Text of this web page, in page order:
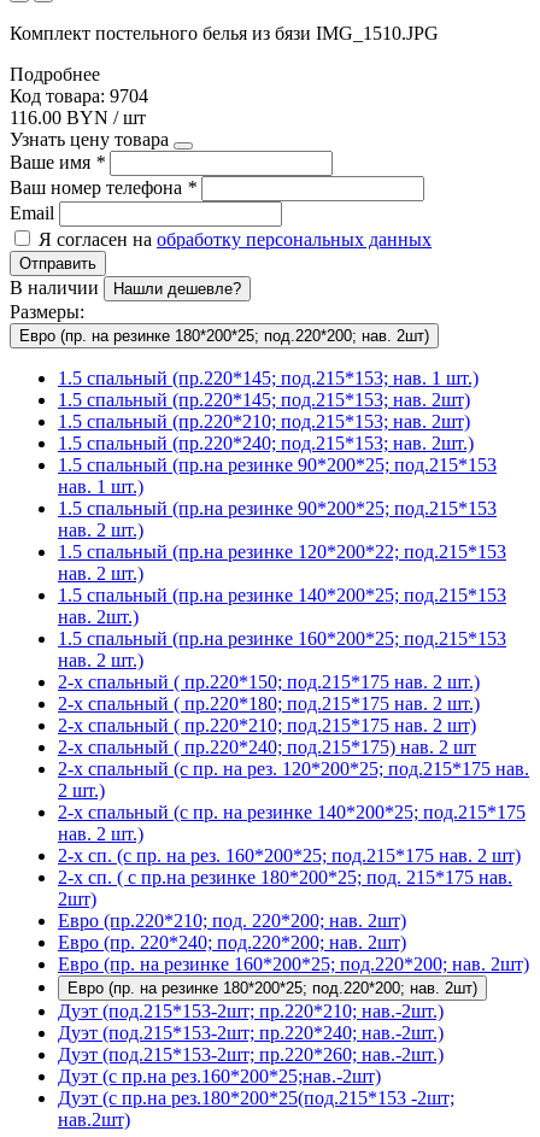
Комплект постельного белья из бязи IMG_1510.JPG
Подробнее
Код товара: 9704
116.00 BYN / шт
Узнать цену товара
Ваше имя *
Ваш номер телефона *
Email
Я согласен на обработку персональных данных
Отправить
В наличии Нашли дешевле?
Размеры:
Евро (пр. на резинке 180*200*25; под.220*200; нав. 2шт)
1.5 спальный (пр.220*145; под.215*153; нав. 1 шт.)
1.5 спальный (пр.220*145; под.215*153; нав. 2шт)
1.5 спальный (пр.220*210; под.215*153; нав. 2шт)
1.5 спальный (пр.220*240; под.215*153; нав. 2шт.)
1.5 спальный (пр.на резинке 90*200*25; под.215*153
нав. 1 шт.)
1.5 спальный (пр.на резинке 90*200*25; под.215*153
нав. 2 шт.)
1.5 спальный (пр.на резинке 120*200*22; под.215*153
нав. 2 шт.)
1.5 спальный (пр.на резинке 140*200*25; под.215*153
нав. 2шт.)
1.5 спальный (пр.на резинке 160*200*25; под.215*153
нав. 2 шт.)
2-х спальный ( пр.220*150; под.215*175 нав. 2 шт.)
2-х спальный ( пр.220*180; под.215*175 нав. 2 шт.)
2-х спальный ( пр.220*210; под.215*175 нав. 2 шт)
2-х спальный ( пр.220*240; под.215*175) нав. 2 шт
2-х спальный (с пр. на рез. 120*200*25; под.215*175 нав.
2 шт.)
2-х спальный (с пр. на резинке 140*200*25; под.215*175
нав. 2 шт.)
2-х сп. (с пр. на рез. 160*200*25; под.215*175 нав. 2 шт)
2-х сп. ( с пр.на резинке 180*200*25; под. 215*175 нав.
2шт)
Евро (пр.220*210; под. 220*200; нав. 2шт)
Евро (пр. 220*240; под.220*200; нав. 2шт)
Евро (пр. на резинке 160*200*25; под.220*200; нав. 2шт)
Евро (пр. на резинке 180*200*25; под.220*200; нав. 2шт)
Дуэт (под.215*153-2шт; пр.220*210; нав.-2шт.)
Дуэт (под.215*153-2шт; пр.220*240; нав.-2шт.)
Дуэт (под.215*153-2шт; пр.220*260; нав.-2шт.)
Дуэт (с пр.на рез.160*200*25;нав.-2шт)
Дуэт (с пр.на рез.180*200*25(под.215*153 -2шт;
нав.2шт)